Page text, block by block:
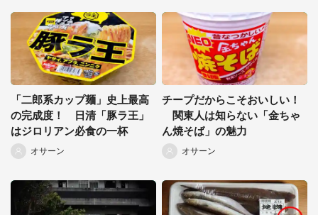
「二郎系カップ麺」史上最高
の完成度！ 日清「豚ラ王」
はジロリアン必食の一杯
オサーン
チープだからこそおいしい！
関東人は知らない「金ちゃ
ん焼そば」の魅力
オサーン